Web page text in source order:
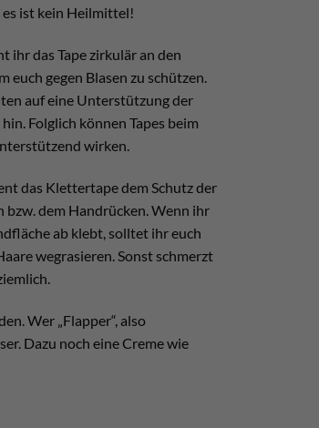
es ist kein Heilmittel!
ihr das Tape zirkulär an den
euch gegen Blasen zu schützen.
auf eine Unterstützung der
Folglich können Tapes beim
wirken.
das Klettertape dem Schutz der
bzw. dem Handrücken. Wenn ihr
ab klebt, solltet ihr euch
wegrasieren. Sonst schmerzt
Wer „Flapper“, also
Dazu noch eine Creme wie